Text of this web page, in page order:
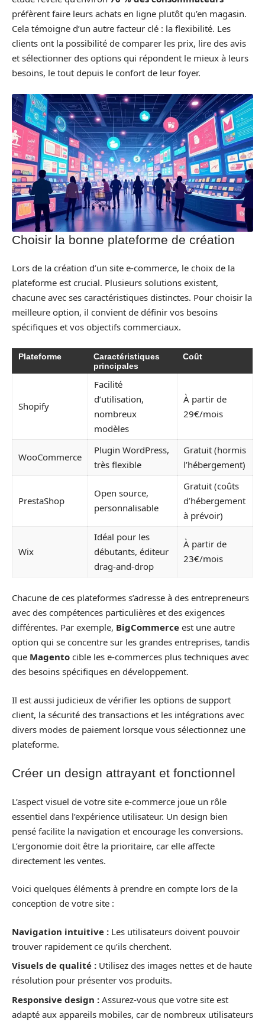
préfèrent faire leurs achats en ligne plutôt qu’en magasin.
Cela témoigne d’un autre facteur clé : la flexibilité. Les
clients ont la possibilité de comparer les prix, lire des avis
et sélectionner des options qui répondent le mieux à leurs
besoins, le tout depuis le confort de leur foyer.
Choisir la bonne plateforme de création
Lors de la création d’un site e-commerce, le choix de la
plateforme est crucial. Plusieurs solutions existent,
chacune avec ses caractéristiques distinctes. Pour choisir la
meilleure option, il convient de définir vos besoins
spécifiques et vos objectifs commerciaux.
Plateforme
Caractéristiques
principales
Coût
Shopify
Facilité
d’utilisation,
nombreux
modèles
À partir de
29€/mois
WooCommerce
Plugin WordPress,
très flexible
Gratuit (hormis
l’hébergement)
PrestaShop
Open source,
personnalisable
Gratuit (coûts
d’hébergement
à prévoir)
Wix
Idéal pour les
débutants, éditeur
drag-and-drop
À partir de
23€/mois
Chacune de ces plateformes s’adresse à des entrepreneurs
avec des compétences particulières et des exigences
différentes. Par exemple, BigCommerce est une autre
option qui se concentre sur les grandes entreprises, tandis
que Magento cible les e-commerces plus techniques avec
des besoins spécifiques en développement.
Il est aussi judicieux de vérifier les options de support
client, la sécurité des transactions et les intégrations avec
divers modes de paiement lorsque vous sélectionnez une
plateforme.
Créer un design attrayant et fonctionnel
L’aspect visuel de votre site e-commerce joue un rôle
essentiel dans l’expérience utilisateur. Un design bien
pensé facilite la navigation et encourage les conversions.
L’ergonomie doit être la prioritaire, car elle affecte
directement les ventes.
Voici quelques éléments à prendre en compte lors de la
conception de votre site :
Navigation intuitive : Les utilisateurs doivent pouvoir
trouver rapidement ce qu’ils cherchent.
Visuels de qualité : Utilisez des images nettes et de haute
résolution pour présenter vos produits.
Responsive design : Assurez-vous que votre site est
adapté aux appareils mobiles, car de nombreux utilisateurs